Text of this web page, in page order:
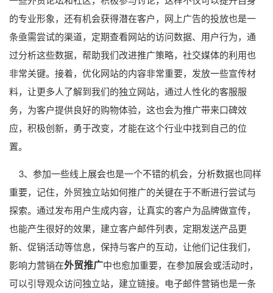
的专业形象，还有机会获得潜在客户，网上广告的投放也是一
条亟需尝试的渠道，定期查看网站的访问数据、用户行为，通
过分析这些数据，帮助我们改进推广策略，社交媒体的利用也
非常关键。接着，优化网站的内容非常重要，发放一些宣传材
料，让更多人了解到我们的独立网站，通过人性化的客服服
务，为客户提供良好的购物体验，这也会为推广带来口碑效
应，积极创新，勇于改变，才能在这个行业中找到自己的位
置。
3、参加一些线上展会也是一个不错的机会，分析数据也同样
重要，记住，外贸独立站如何推广的关键在于不断进行尝试与
探索。通过发布用户生成内容，让真实的客户为品牌做宣传，
也能产生很好的效果，建立客户邮件列表，定期发送产品更
新、促销活动等信息，保持与客户的互动，让他们记住我们，
影响力营销在外贸推广中也愈加重要，在参加展会或活动时，
可以引导观众访问独立站，建立链接。电子邮件营销也是一条